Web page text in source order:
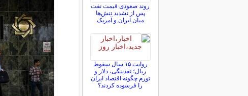
روند صعودی قیمت نفت
پس از تشدید تنش‌ها
میان ایران و آمریک
روایت ۱۵ سال سقوط
ریال؛ نقدینگی، دلار و
تورم چگونه اقتصاد ایران
را فرسوده کردند؟